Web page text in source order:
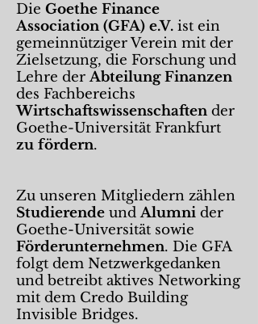
Die Goethe Finance
Association (GFA) e.V. ist ein
gemeinnütziger Verein mit der
Zielsetzung, die Forschung und
Lehre derAbteilung Finanzen
des Fachbereichs
Wirtschaftswissenschaften der
Goethe-Universität Frankfurt
zu fördern.
Zu unseren Mitgliedern zählen
Studierende undAlumni der
Goethe-Universität sowie
Förderunternehmen. Die GFA
folgt dem Netzwerkgedanken
und betreibt aktives Networking
mit dem Credo Building
Invisible Bridges.